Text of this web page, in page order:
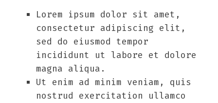
Lorem ipsum dolor sit amet,
consectetur adipiscing elit,
sed do eiusmod tempor
incididunt ut labore et dolore
magna aliqua.
Ut enim ad minim veniam, quis
nostrud exercitation ullamco